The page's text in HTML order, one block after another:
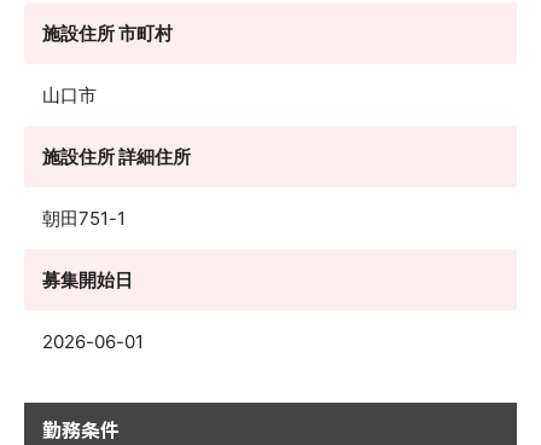
施設住所 市町村
山口市
施設住所 詳細住所
朝田751-1
募集開始日
2026-06-01
勤務条件